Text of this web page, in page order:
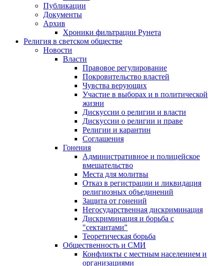
Публикации
Документы
Архив
Хроники фильтрации Рунета
Религия в светском обществе
Новости
Власти
Правовое регулирование
Покровительство властей
Чувства верующих
Участие в выборах и в политической
жизни
Дискуссии о религии и власти
Дискуссии о религии и праве
Религии и карантин
Соглашения
Гонения
Административное и полицейское
вмешательство
Места для молитвы
Отказ в регистрации и ликвидация
религиозных объединений
Защита от гонений
Негосударственная дискриминация
Дискриминация и борьба с
"сектантами"
Теоретическая борьба
Общественность и СМИ
Конфликты с местным населением и
организациями